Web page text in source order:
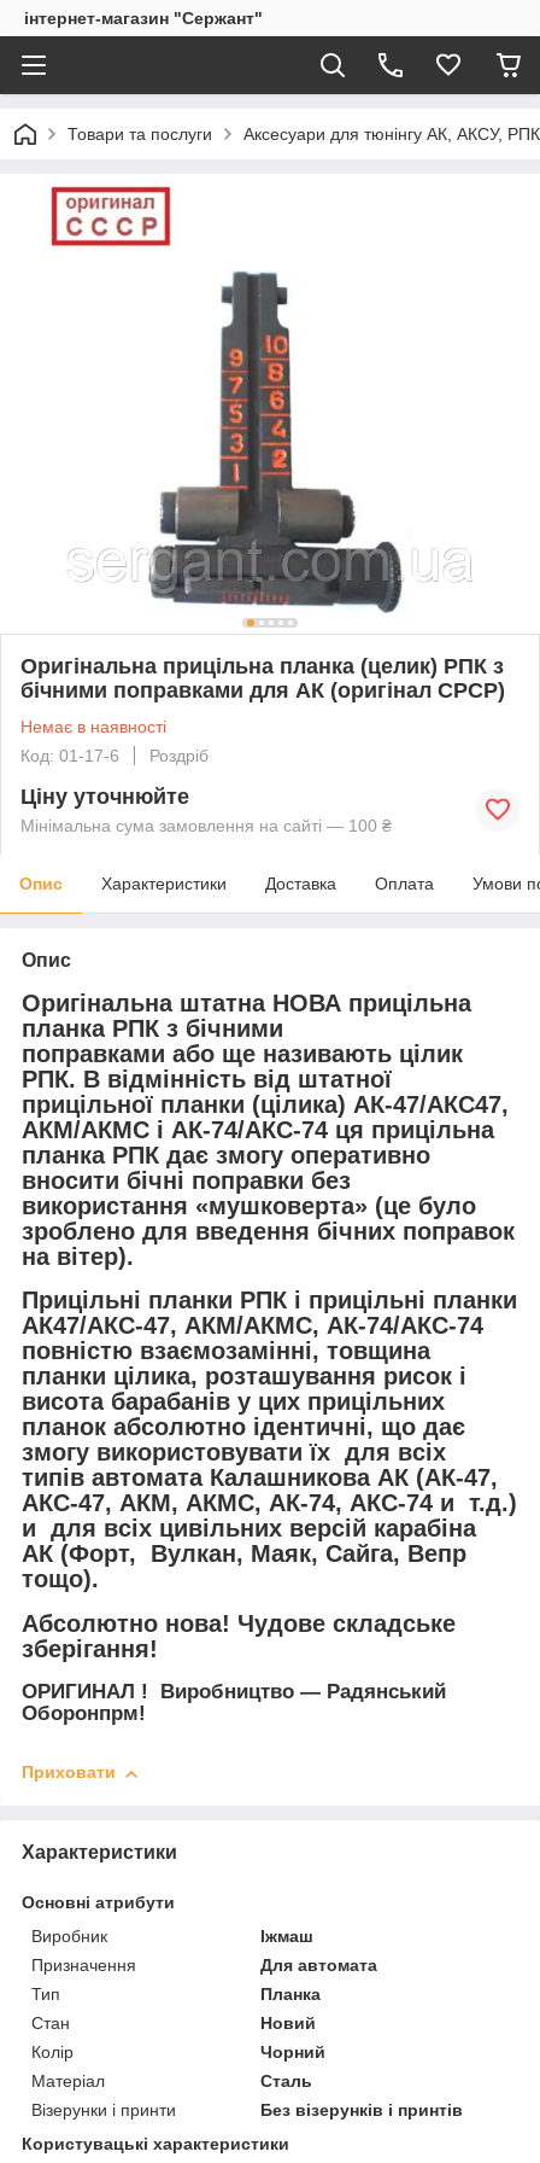
інтернет-магазин "Сержант"
Товари та послуги Аксесуари для тюнінгу АК, АКСУ,
Оригінальна прицільна планка (целик) РПК з
бічними поправками для АК (оригінал СРСР)
Немає в наявності
Код: 01-17-6
Роздріб
Ціну уточнюйте
Мінімальна сума замовлення на сайті — 100 ₴
Опис Характеристики Доставка Оплата Умови
Опис
Оригінальна штатна НОВА прицільна
планка РПК з бічними
поправками або ще називають цілик
РПК. В відмінність від штатної
прицільної планки (цілика) АК-47/АКС47,
АКМ/АКМС і АК-74/АКС-74 ця прицільна
планка РПК дає змогу оперативно
вносити бічні поправки без
використання «мушковерта» (це було
зроблено для введення бічних поправок
на вітер).
Прицільні планки РПК і прицільні планки
АК47/АКС-47, АКМ/АКМС, АК-74/АКС-74
повністю взаємозамінні, товщина
планки цілика, розташування рисок і
висота барабанів у цих прицільних
планок абсолютно ідентичні, що дає
змогу використовувати їх для всіх
типів автомата Калашникова АК (АК-47,
АКС-47, АКМ, АКМС, АК-74, АКС-74 и т.д.)
и для всіх цивільних версій карабіна
АК (Форт, Вулкан, Маяк, Сайга, Вепр
тощо).
Абсолютно нова! Чудове складське
зберігання!
ОРИГИНАЛ ! Виробництво — Радянський
Оборонпрм!
Приховати
Характеристики
Основні атрибути
Виробник
Іжмаш
Призначення
Для автомата
Тип
Планка
Стан
Новий
Колір
Чорний
Матеріал
Сталь
Візерунки і принти
Без візерунків і принтів
Користувацькі характеристики